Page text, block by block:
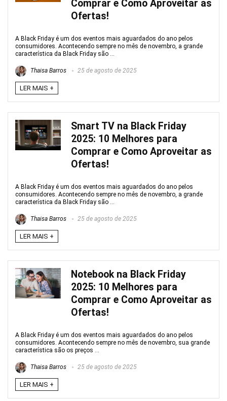
Comprar e Como Aproveitar as
Ofertas!
A Black Friday é um dos eventos mais aguardados do ano pelos
consumidores. Acontecendo sempre no mês de novembro, a grande
característica da Black Friday são ...
Thaisa Barros 25 de agosto de 2025
LER MAIS +
Smart TV na Black Friday
2025: 10 Melhores para
Comprar e Como Aproveitar as
Ofertas!
A Black Friday é um dos eventos mais aguardados do ano pelos
consumidores. Acontecendo sempre no mês de novembro, a grande
característica da Black Friday são ...
Thaisa Barros 25 de agosto de 2025
LER MAIS +
Notebook na Black Friday
2025: 10 Melhores para
Comprar e Como Aproveitar as
Ofertas!
A Black Friday é um dos eventos mais aguardados do ano pelos
consumidores. Acontecendo sempre no mês de novembro, sua grande
característica são os preços ...
Thaisa Barros 25 de agosto de 2025
LER MAIS +